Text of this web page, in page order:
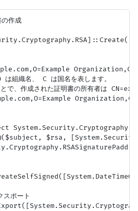
作成
組織名、 C は国名を表します。
とで、作成された証明書の所有者は
$rsa,
スポート